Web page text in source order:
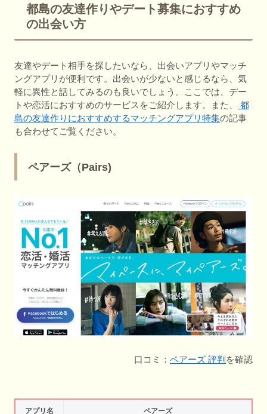
都島の友達作りやデート募集におすすめ
の出会い方
友達やデート相手を探したいなら、出会いアプリやマッチ
ングアプリが便利です。出会いが少ないと感じるなら、気
軽に異性と話してみるのも良いでしょう。ここでは、デー
トや恋活におすすめのサービスをご紹介します。また、
都
島の友達作りにおすすめするマッチングアプリ特集の記事
も合わせてご覧ください。
ペアーズ（Pairs)
口コミ： ペアーズ 評判 を確認
アプリ名 ペアーズ